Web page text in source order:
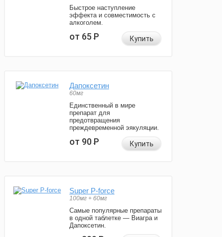
Быстрое наступление
эффекта и совместимость с
алкоголем.
от 65Р Купить
Дапоксетин
60мг
Единственный в мире
препарат для
предотвращения
преждевременной эякуляции.
от 90Р Купить
Super P-force
100мг + 60мг
Самые популярные препараты
в одной таблетке — Виагра и
Дапоксетин.